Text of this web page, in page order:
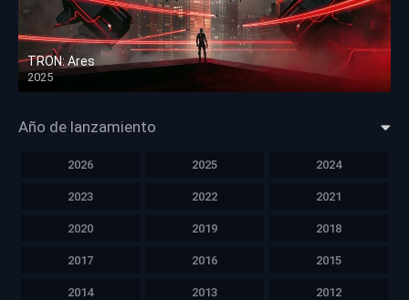
TRON: Ares
2025
HD 1080p
Año de lanzamiento
2026 2025 2024
2023 2022 2021
2020 2019 2018
2017 2016 2015
2014 2013 2012